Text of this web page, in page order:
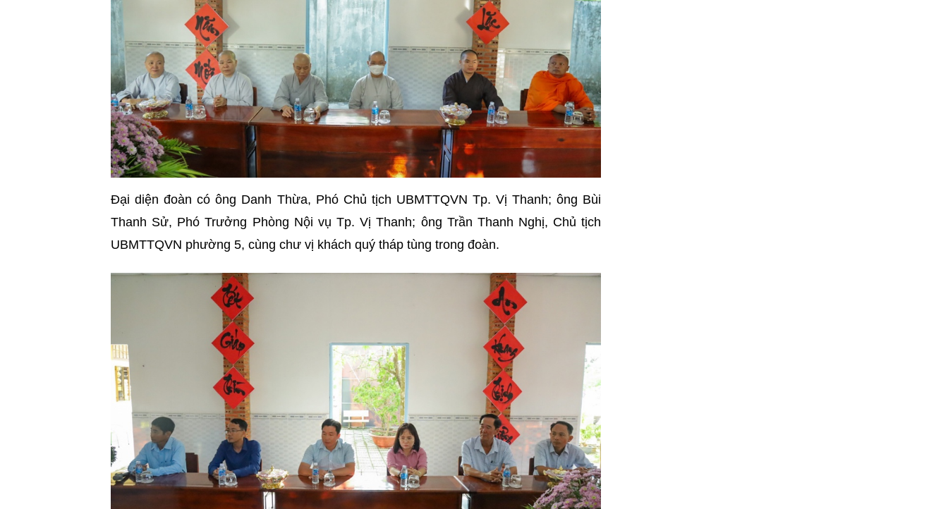
Đại diện đoàn có ông Danh Thừa, Phó Chủ tịch UBMTTQVN Tp. Vị Thanh; ông Bùi
Thanh Sử, Phó Trưởng Phòng Nội vụ Tp. Vị Thanh; ông Trần Thanh Nghị, Chủ tịch
UBMTTQVN phường 5, cùng chư vị khách quý tháp tùng trong đoàn.